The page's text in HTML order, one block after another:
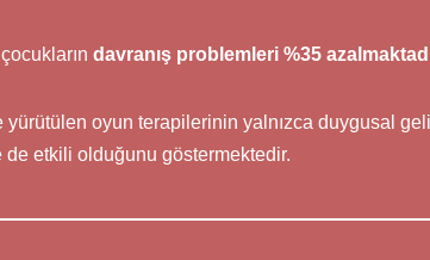
davranış problemleri %35
yürütülen oyun terapilerinin yalnızca duygusal
etkili olduğunu göstermektedir.